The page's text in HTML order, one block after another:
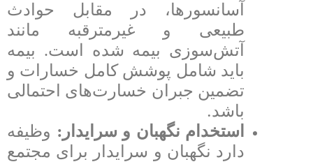
آسانسورها، در مقابل حوادث
طبیعی و غیرمترقبه مانند
آتش‌سوزی بیمه شده است. بیمه
باید شامل پوشش کامل خسارات و
تضمین جبران خسارت‌های احتمالی
باشد.
استخدام نگهبان و سرایدار : وظیفه
دارد نگهبان و سرایدار برای مجتمع